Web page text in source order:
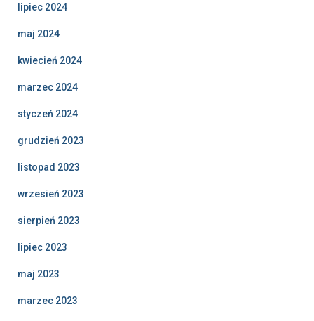
lipiec 2024
maj 2024
kwiecień 2024
marzec 2024
styczeń 2024
grudzień 2023
listopad 2023
wrzesień 2023
sierpień 2023
lipiec 2023
maj 2023
marzec 2023